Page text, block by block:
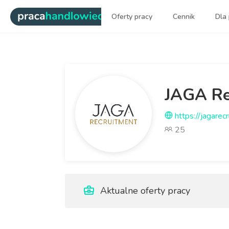
| Najlepsi ludzie sprzedaży
Oferty pracy Cennik Dla
JAGA
https://
25
Aktualne oferty pracy